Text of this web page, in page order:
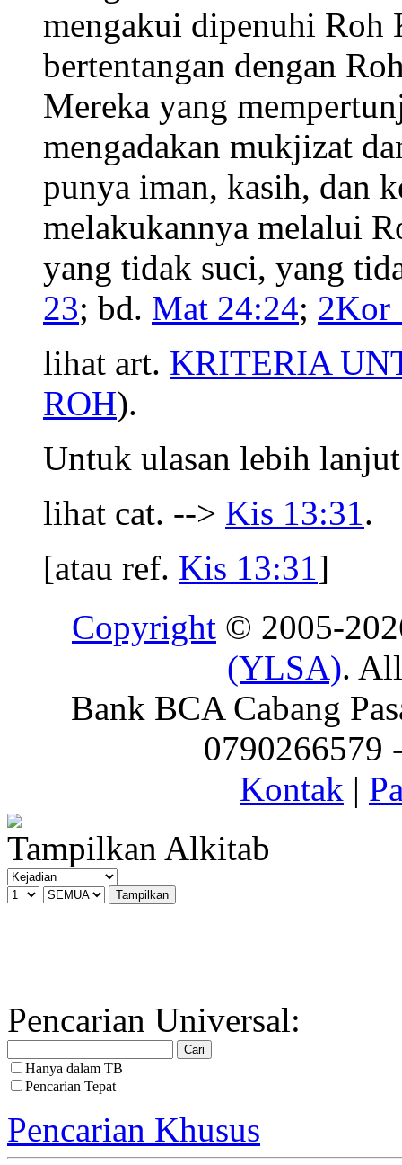
mengakui dipenuhi Roh
bertentangan dengan
Mereka yang
mengadakan mukjizat
punya iman, kasih, dan
melakukannya melalui
yang tidak suci, yang
23; bd. Mat 24:24; 2Kor
lihat art. KRITERIA
ROH).
Untuk ulasan lebih
lihat cat. --> Kis 13:31.
[atau ref. Kis 13:31]
Copyright © 2005-
(YLSA).
Bank BCA Cabang
0790266579
Kontak |
Tampilkan Alkitab
Pencarian Universal:
Hanya dalam TB
Pencarian Tepat
Pencarian Khusus